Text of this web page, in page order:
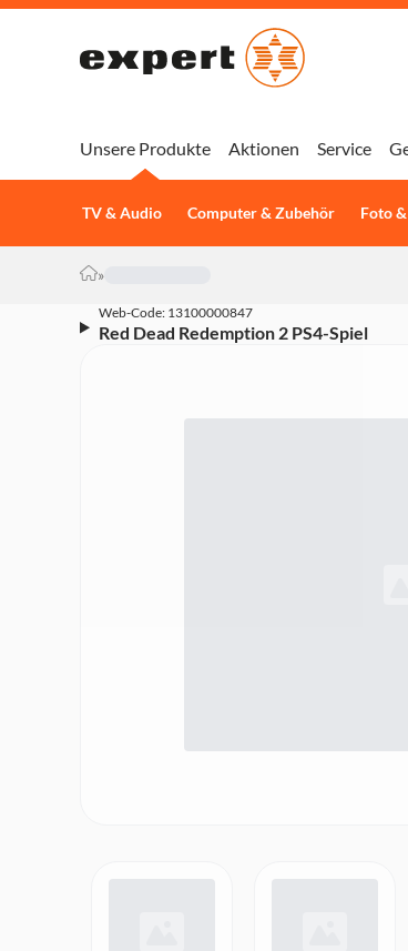
Unsere Produkte
TV & Audio Computer & Zubehör Foto
Aktionen Service
»
Web-Code: 13100000847
Red Dead Redemption 2 PS4-Spiel